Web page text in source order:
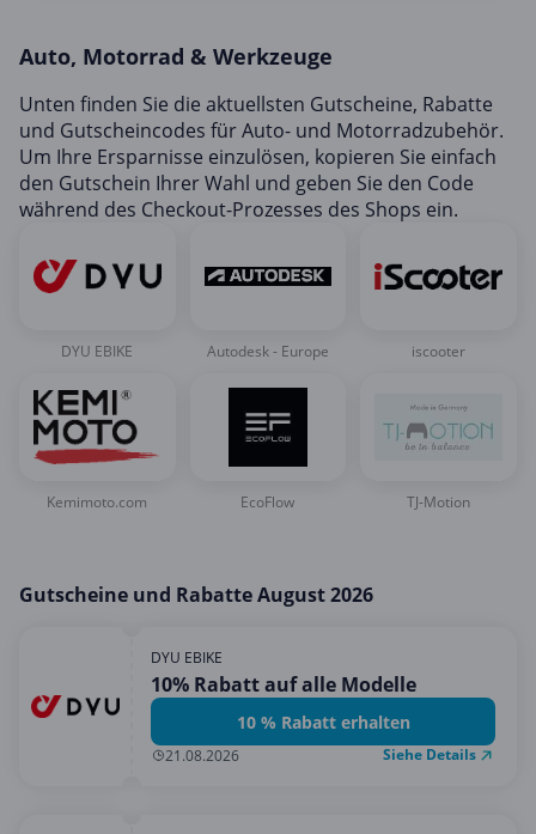
Mode & Accessoires
Shopping
Sonstiges
Sport & Freizeit
Urlaub & Reise
Auto, Motorrad & Werkzeuge
Unten finden Sie die aktuellsten Gutscheine, Rabatte
und Gutscheincodes für Auto- und Motorradzubehör.
Um Ihre Ersparnisse einzulösen, kopieren Sie einfach
den Gutschein Ihrer Wahl und geben Sie den Code
während des Checkout-Prozesses des Shops ein.
DYU EBIKE Autodesk - Europe iscooter
Kemimoto.com EcoFlow TJ-Motion
Gutscheine und Rabatte August 2026
DYU EBIKE
10% Rabatt auf alle Modelle
10 % Rabatt erhalten
21.08.2026 Siehe Details